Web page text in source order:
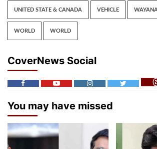
UNITED STATE & CANADA VEHICLE
WORLD WORLD
CoverNews Social
You may have missed